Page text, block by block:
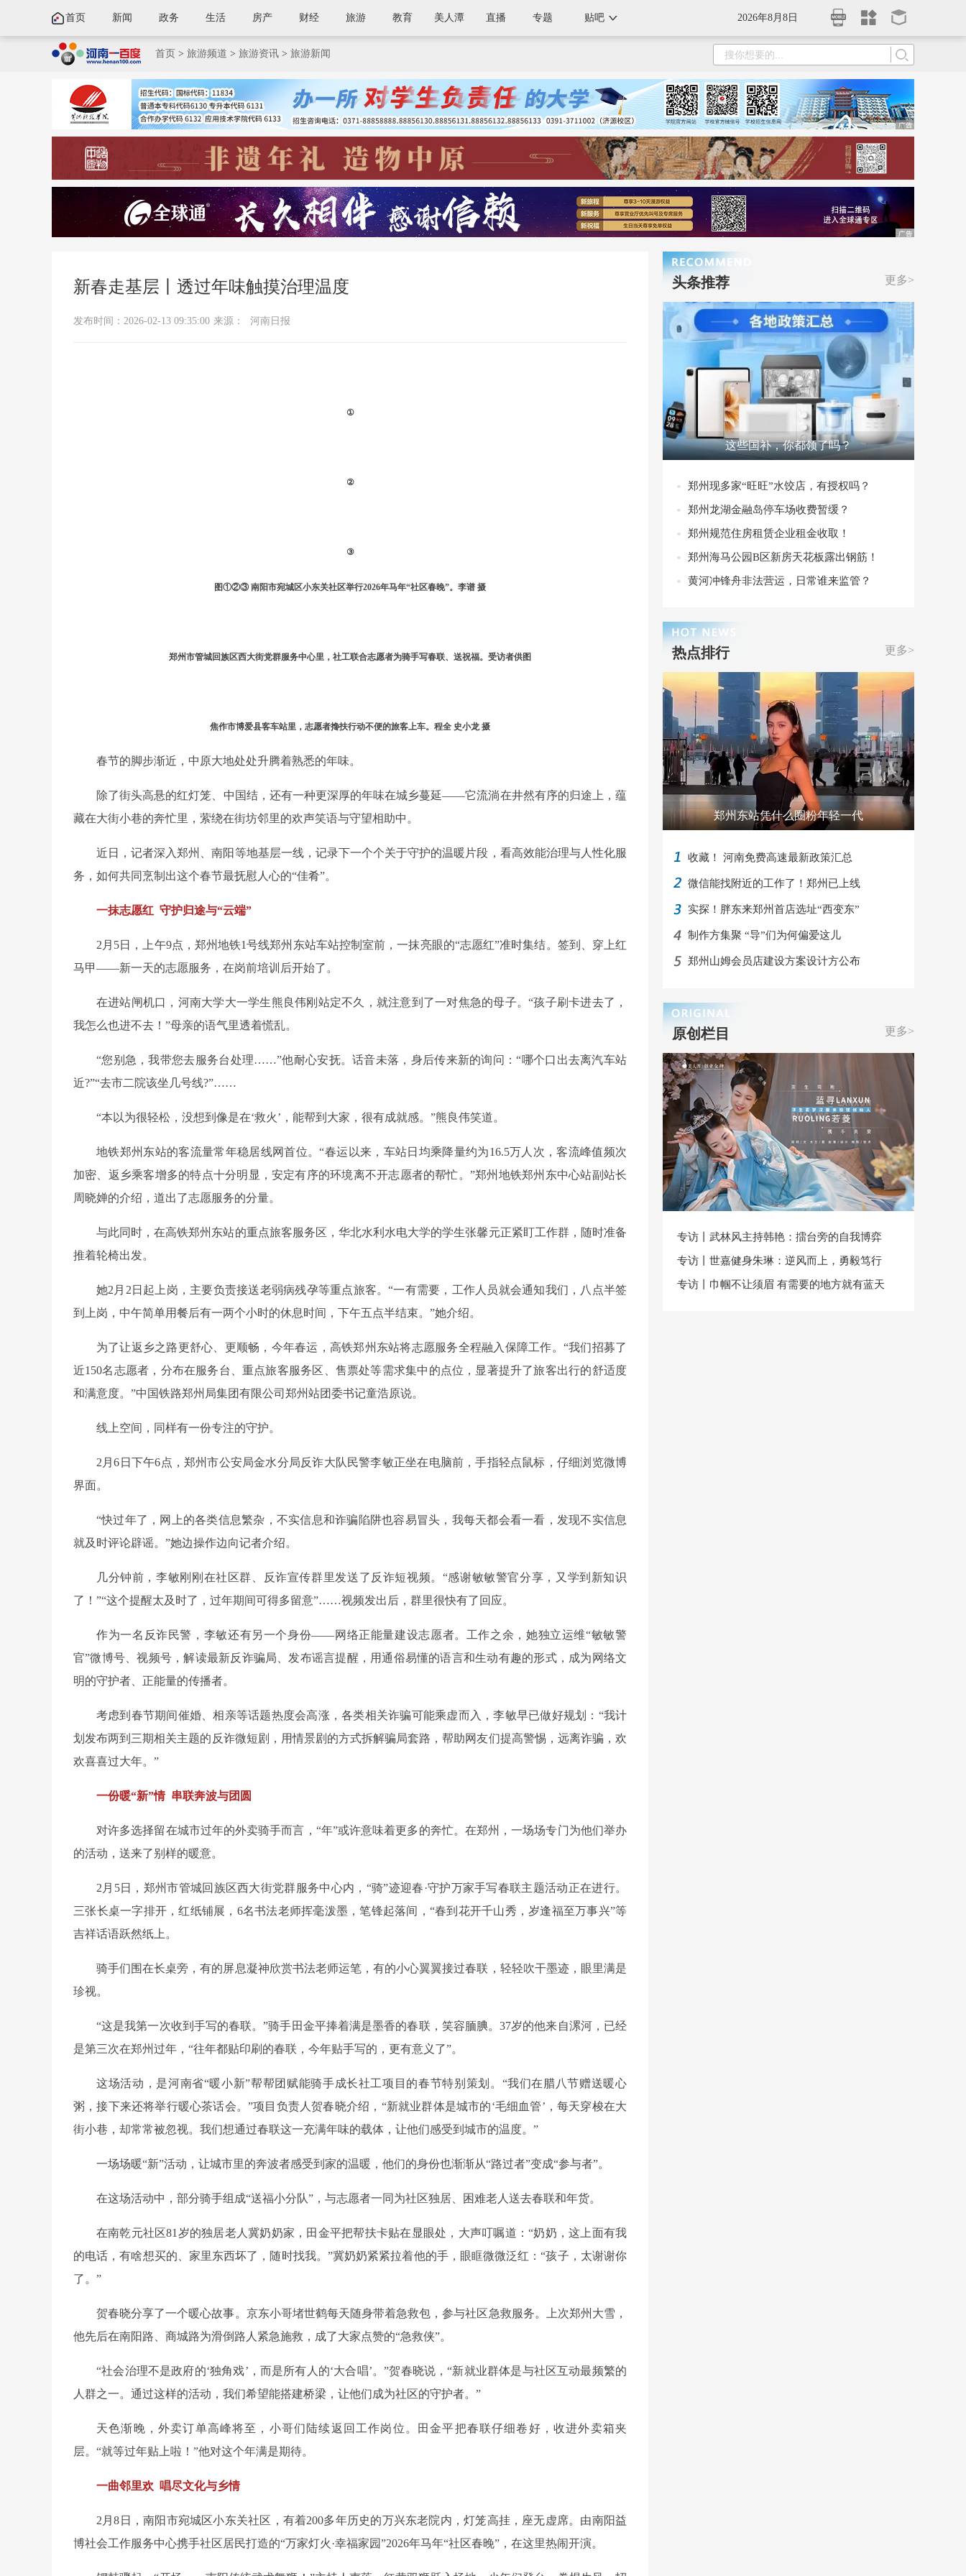
2026年8月8日
首页 新闻 政务 生活 房产 财经 旅游 教育 美人潭 直播 专题 贴吧
首页 > 旅游频道 > 旅游资讯 > 旅游新闻
新春走基层丨透过年味触摸治理温度
发布时间：2026-02-13 09:35:00 来源： 河南日报
①
②
③
图①②③ 南阳市宛城区小东关社区举行2026年马年“社区春晚”。李谱 摄
郑州市管城回族区西大街党群服务中心里，社工联合志愿者为骑手写春联、送祝福。受访者供图
焦作市博爱县客车站里，志愿者搀扶行动不便的旅客上车。程全 史小龙 摄
春节的脚步渐近，中原大地处处升腾着熟悉的年味。
除了街头高悬的红灯笼、中国结，还有一种更深厚的年味在城乡蔓延——它流淌在井然有序的归途上，蕴
藏在大街小巷的奔忙里，萦绕在街坊邻里的欢声笑语与守望相助中。
近日，记者深入郑州、南阳等地基层一线，记录下一个个关于守护的温暖片段，看高效能治理与人性化服
务，如何共同烹制出这个春节最抚慰人心的“佳肴”。
一抹志愿红 守护归途与“云端”
2月5日，上午9点，郑州地铁1号线郑州东站车站控制室前，一抹亮眼的“志愿红”准时集结。签到、穿上红
马甲——新一天的志愿服务，在岗前培训后开始了。
在进站闸机口，河南大学大一学生熊良伟刚站定不久，就注意到了一对焦急的母子。“孩子刷卡进去了，
我怎么也进不去！”母亲的语气里透着慌乱。
“您别急，我带您去服务台处理……”他耐心安抚。话音未落，身后传来新的询问：“哪个口出去离汽车站
近?”“去市二院该坐几号线?”……
“本以为很轻松，没想到像是在‘救火’，能帮到大家，很有成就感。”熊良伟笑道。
地铁郑州东站的客流量常年稳居线网首位。“春运以来，车站日均乘降量约为16.5万人次，客流峰值频次
加密、返乡乘客增多的特点十分明显，安定有序的环境离不开志愿者的帮忙。”郑州地铁郑州东中心站副站长
周晓婵的介绍，道出了志愿服务的分量。
与此同时，在高铁郑州东站的重点旅客服务区，华北水利水电大学的学生张馨元正紧盯工作群，随时准备
推着轮椅出发。
她2月2日起上岗，主要负责接送老弱病残孕等重点旅客。“一有需要，工作人员就会通知我们，八点半签
到上岗，中午简单用餐后有一两个小时的休息时间，下午五点半结束。”她介绍。
为了让返乡之路更舒心、更顺畅，今年春运，高铁郑州东站将志愿服务全程融入保障工作。“我们招募了
近150名志愿者，分布在服务台、重点旅客服务区、售票处等需求集中的点位，显著提升了旅客出行的舒适度
和满意度。”中国铁路郑州局集团有限公司郑州站团委书记童浩原说。
线上空间，同样有一份专注的守护。
2月6日下午6点，郑州市公安局金水分局反诈大队民警李敏正坐在电脑前，手指轻点鼠标，仔细浏览微博
界面。
“快过年了，网上的各类信息繁杂，不实信息和诈骗陷阱也容易冒头，我每天都会看一看，发现不实信息
就及时评论辟谣。”她边操作边向记者介绍。
几分钟前，李敏刚刚在社区群、反诈宣传群里发送了反诈短视频。“感谢敏敏警官分享，又学到新知识
了！”“这个提醒太及时了，过年期间可得多留意”……视频发出后，群里很快有了回应。
作为一名反诈民警，李敏还有另一个身份——网络正能量建设志愿者。工作之余，她独立运维“敏敏警
官”微博号、视频号，解读最新反诈骗局、发布谣言提醒，用通俗易懂的语言和生动有趣的形式，成为网络文
明的守护者、正能量的传播者。
考虑到春节期间催婚、相亲等话题热度会高涨，各类相关诈骗可能乘虚而入，李敏早已做好规划：“我计
划发布两到三期相关主题的反诈微短剧，用情景剧的方式拆解骗局套路，帮助网友们提高警惕，远离诈骗，欢
欢喜喜过大年。”
一份暖“新”情 串联奔波与团圆
对许多选择留在城市过年的外卖骑手而言，“年”或许意味着更多的奔忙。在郑州，一场场专门为他们举办
的活动，送来了别样的暖意。
2月5日，郑州市管城回族区西大街党群服务中心内，“骑”迹迎春·守护万家手写春联主题活动正在进行。
三张长桌一字排开，红纸铺展，6名书法老师挥毫泼墨，笔锋起落间，“春到花开千山秀，岁逢福至万事兴”等
吉祥话语跃然纸上。
骑手们围在长桌旁，有的屏息凝神欣赏书法老师运笔，有的小心翼翼接过春联，轻轻吹干墨迹，眼里满是
珍视。
“这是我第一次收到手写的春联。”骑手田金平捧着满是墨香的春联，笑容腼腆。37岁的他来自漯河，已经
是第三次在郑州过年，“往年都贴印刷的春联，今年贴手写的，更有意义了”。
这场活动，是河南省“暖小新”帮帮团赋能骑手成长社工项目的春节特别策划。“我们在腊八节赠送暖心
粥，接下来还将举行暖心茶话会。”项目负责人贺春晓介绍，“新就业群体是城市的‘毛细血管’，每天穿梭在大
街小巷，却常常被忽视。我们想通过春联这一充满年味的载体，让他们感受到城市的温度。”
一场场暖“新”活动，让城市里的奔波者感受到家的温暖，他们的身份也渐渐从“路过者”变成“参与者”。
在这场活动中，部分骑手组成“送福小分队”，与志愿者一同为社区独居、困难老人送去春联和年货。
在南乾元社区81岁的独居老人冀奶奶家，田金平把帮扶卡贴在显眼处，大声叮嘱道：“奶奶，这上面有我
的电话，有啥想买的、家里东西坏了，随时找我。”冀奶奶紧紧拉着他的手，眼眶微微泛红：“孩子，太谢谢你
了。”
贺春晓分享了一个暖心故事。京东小哥堵世鹤每天随身带着急救包，参与社区急救服务。上次郑州大雪，
他先后在南阳路、商城路为滑倒路人紧急施救，成了大家点赞的“急救侠”。
“社会治理不是政府的‘独角戏’，而是所有人的‘大合唱’。”贺春晓说，“新就业群体是与社区互动最频繁的
人群之一。通过这样的活动，我们希望能搭建桥梁，让他们成为社区的守护者。”
天色渐晚，外卖订单高峰将至，小哥们陆续返回工作岗位。田金平把春联仔细卷好，收进外卖箱夹
层。“就等过年贴上啦！”他对这个年满是期待。
一曲邻里欢 唱尽文化与乡情
2月8日，南阳市宛城区小东关社区，有着200多年历史的万兴东老院内，灯笼高挂，座无虚席。由南阳益
博社会工作服务中心携手社区居民打造的“万家灯火·幸福家园”2026年马年“社区春晚”，在这里热闹开演。
更多>
头条推荐
这些国补，你都领了吗？
郑州现多家“旺旺”水饺店，有授权吗？
郑州龙湖金融岛停车场收费暂缓？
郑州规范住房租赁企业租金收取！
郑州海马公园B区新房天花板露出钢筋！
黄河冲锋舟非法营运，日常谁来监管？
更多>
热点排行
郑州东站凭什么圈粉年轻一代
收藏！ 河南免费高速最新政策汇总
微信能找附近的工作了！郑州已上线
实探！胖东来郑州首店选址“西变东”
制作方集聚 “导”们为何偏爱这儿
郑州山姆会员店建设方案设计方公布
更多>
原创栏目
专访丨武林风主持韩艳：擂台旁的自我博弈
专访丨世嘉健身朱琳：逆风而上，勇毅笃行
专访丨巾帼不让须眉 有需要的地方就有蓝天